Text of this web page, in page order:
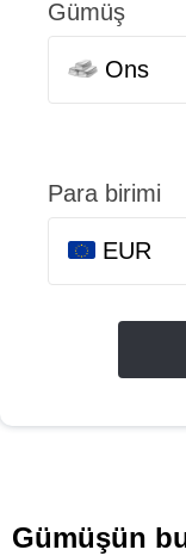
Gümüş
Ons
Para birimi
EUR
Gümüşün